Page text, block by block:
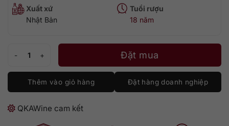
Xuất xứ
Nhật Bản
Tuổi rượu
18 năm
Đặt mua
Thêm vào giỏ hàng Đặt hàng doanh nghiệp
QKAWine cam kết